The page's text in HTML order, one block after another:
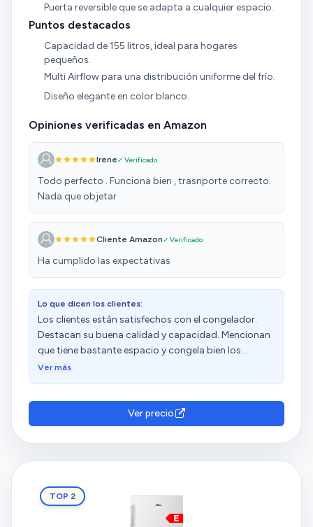
Puerta reversible que se adapta a cualquier espacio.
Puntos destacados
Capacidad de 155 litros, ideal para hogares
pequeños.
Multi Airflow para una distribución uniforme del frío.
Diseño elegante en color blanco.
Opiniones verificadas en Amazon
Irene✓ Verificado
Todo perfecto . Funciona bien , trasnporte correcto.
Nada que objetar
Cliente Amazon✓ Verificado
Ha cumplido las expectativas
Lo que dicen los clientes:
Los clientes están satisfechos con el congelador.
Destacan su buena calidad y capacidad. Mencionan
que tiene bastante espacio y congela bien los
alimentos. Además, destacan que hace poco ruido.
Ver más
Ver precio
TOP 2